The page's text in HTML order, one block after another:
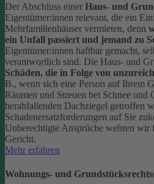
Der Abschluss einer Haus- und
Eigentümer:innen relevant, die ein
Mehrfamilienhäuser vermieten, denn
ein Unfall passiert und jemand zu
Eigentümer:innen haftbar gemacht,
verantwortlich sind. Die Haus- und
Schäden, die in Folge von
B., wenn sich eine Person auf Ihrem
Räumen und Streuen bei Schnee und
herabfallenden Dachziegel getroffen
Schadenersatzforderungen auf Sie
Unberechtigte Ansprüche wehren wir
Gericht.
Mehr erfahren
Wohnungs- und